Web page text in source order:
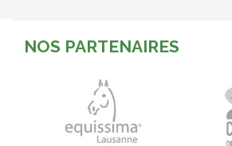
NOS PARTENAIRES